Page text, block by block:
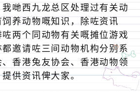
哋西九龙总区处理过有关动
养动物嘅知识，除咗资讯
两个同动物有关嘅摊位游戏
邀请咗三间动物机构分别系
香港兔友协会、香港动物领
供资讯俾大家。